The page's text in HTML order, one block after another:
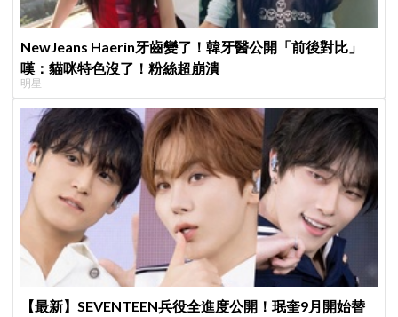
NewJeans Haerin牙齒變了！韓牙醫公開「前後對比」
嘆：貓咪特色沒了！粉絲超崩潰
明星
【最新】SEVENTEEN兵役全進度公開！珉奎9月開始替